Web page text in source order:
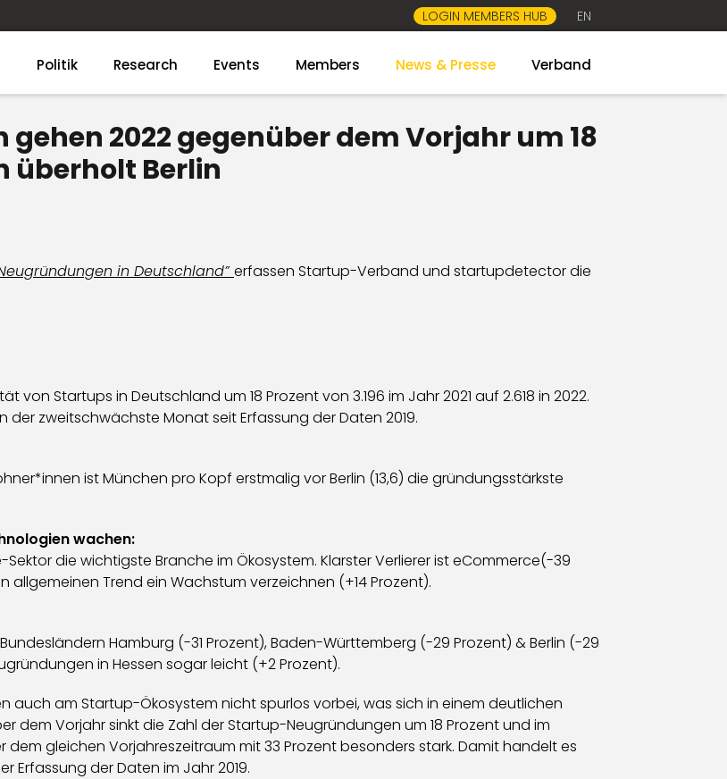
LOGIN MEMBERS HUB EN
Politik Research Events Members News & Presse Verband
2022 gegenüber dem Vorjahr um 18
überholt Berlin
in Deutschland”erfassen Startup-Verband und startupdetector die
Startups in Deutschland um 18 Prozent von 3.196 im Jahr 2021 auf 2.618 in 2022.
der zweitschwächste Monat seit Erfassung der Daten 2019.
ist München pro Kopf erstmalig vor Berlin (13,6) die gründungsstärkste
wachen:
die wichtigste Branche im Ökosystem. Klarster Verlierer ist eCommerce(-39
Trend ein Wachstum verzeichnen (+14 Prozent).
Hamburg (-31 Prozent), Baden-Württemberg (-29 Prozent) & Berlin (-29
in Hessen sogar leicht (+2 Prozent).
auch am Startup-Ökosystem nicht spurlos vorbei, was sich in einem deutlichen
dem Vorjahr sinkt die Zahl der Startup-Neugründungen um 18 Prozent und im
gleichen Vorjahreszeitraum mit 33 Prozent besonders stark. Damit handelt es
Erfassung der Daten im Jahr 2019.